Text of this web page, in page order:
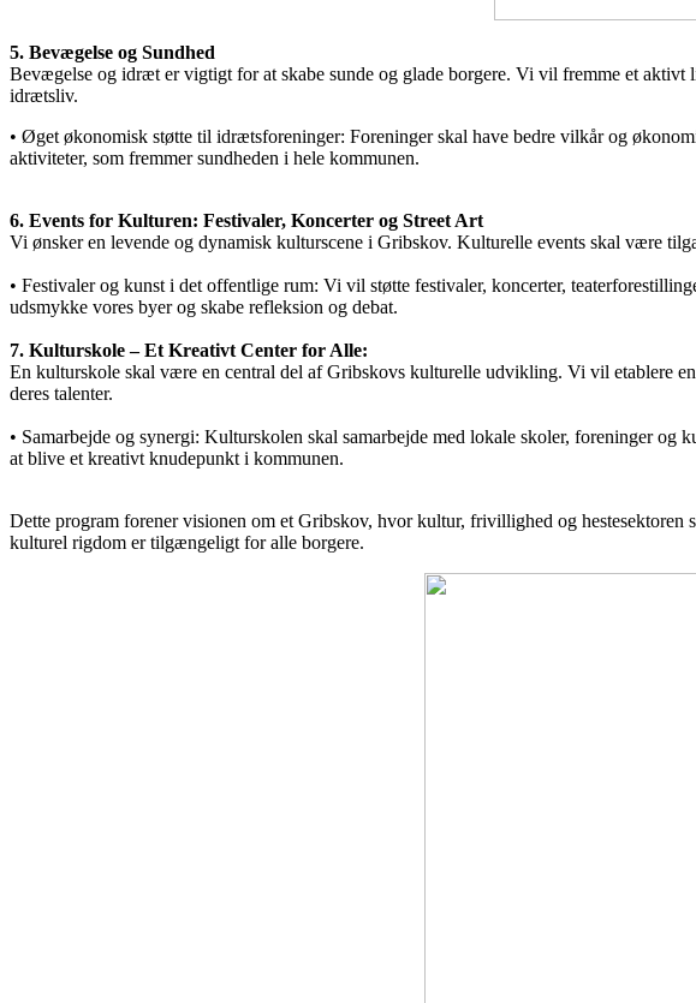
5. Bevægelse og Sundhed
Bevægelse og idræt er vigtigt for at skabe sunde og glade borgere. Vi vil fremme et
idrætsliv.
• Øget økonomisk støtte til idrætsforeninger: Foreninger skal have bedre vilkår og
aktiviteter, som fremmer sundheden i hele kommunen.
6. Events for Kulturen: Festivaler, Koncerter og Street Art
Vi ønsker en levende og dynamisk kulturscene i Gribskov. Kulturelle events skal være
• Festivaler og kunst i det offentlige rum: Vi vil støtte festivaler, koncerter,
udsmykke vores byer og skabe refleksion og debat.
7. Kulturskole – Et Kreativt Center for Alle:
En kulturskole skal være en central del af Gribskovs kulturelle udvikling. Vi vil etablere
deres talenter.
• Samarbejde og synergi: Kulturskolen skal samarbejde med lokale skoler, foreninger
at blive et kreativt knudepunkt i kommunen.
Dette program forener visionen om et Gribskov, hvor kultur, frivillighed og
kulturel rigdom er tilgængeligt for alle borgere.